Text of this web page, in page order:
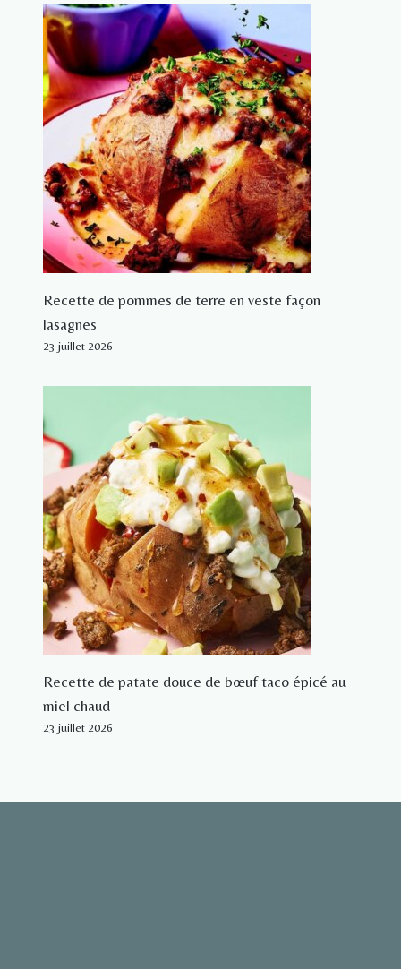
Recette de pommes de terre en veste façon
lasagnes
23 juillet 2026
Recette de patate douce de bœuf taco épicé au
miel chaud
23 juillet 2026